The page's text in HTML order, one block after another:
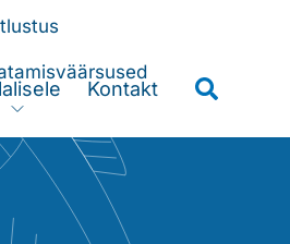
Kontakt
Search